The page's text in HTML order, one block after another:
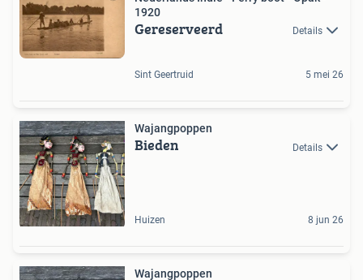
1920
Gereserveerd Details
Sint Geertruid 5 mei 26
Wajangpoppen
Bieden Details
Huizen 8 jun 26
Wajangpoppen